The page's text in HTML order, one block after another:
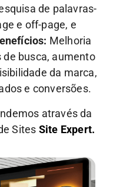
de palavras-
e off-page, e
Melhoria
busca, aumento
da marca,
e conversões.
através da
Sites Site Expert.